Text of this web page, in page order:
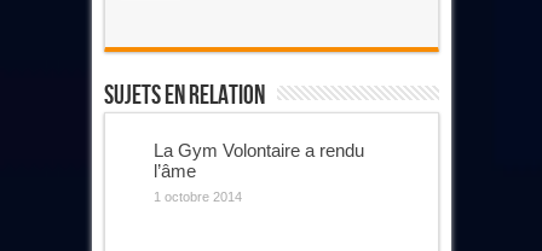
Sujets En Relation
La Gym Volontaire a rendu
l’âme
1 octobre 2014